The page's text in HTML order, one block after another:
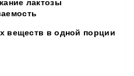
лактозы
веществ в одной порции